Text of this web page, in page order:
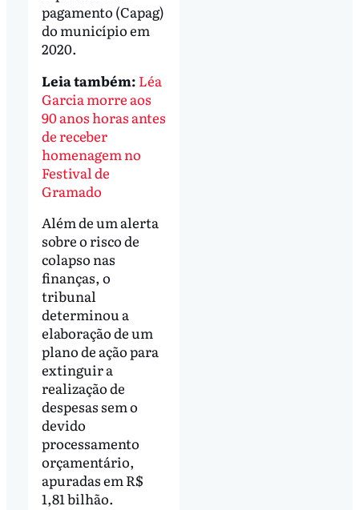
pagamento (Capag)
do município em
2020.
Leia também: Léa
Garcia morre aos
90 anos horas antes
de receber
homenagem no
Festival de
Gramado
Além de um alerta
sobre o risco de
colapso nas
finanças, o
tribunal
determinou a
elaboração de um
plano de ação para
extinguir a
realização de
despesas sem o
devido
processamento
orçamentário,
apuradas em R$
1,81 bilhão.